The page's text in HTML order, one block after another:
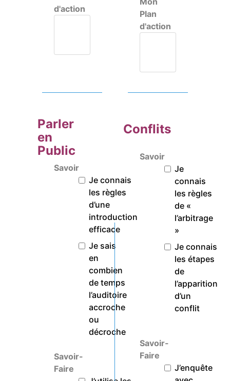
d'action
Plan
d'action
Parler
en
Public
Savoir
Je connais
les règles
d’une
introduction
efficace
Je sais
en
combien
de temps
l’auditoire
accroche
ou
décroche
Savoir-
Faire
Conflits
Savoir
Je
connais
les règles
de «
l’arbitrage
»
Je connais
les étapes
de
l’apparition
d’un
conflit
Savoir-
Faire
J’enquête